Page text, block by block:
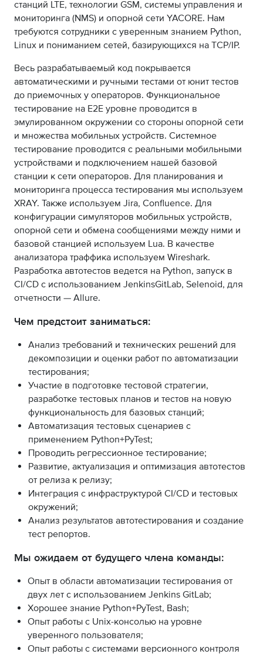
станций LTE, технологии GSM, системы управления и
мониторинга (NMS) и опорной сети YACORE. Нам
требуются сотрудники с уверенным знанием Python,
Linux и пониманием сетей, базирующихся на TCP/IP.
Весь разрабатываемый код покрывается
автоматическими и ручными тестами от юнит тестов
до приемочных у операторов. Функциональное
тестирование на E2E уровне проводится в
эмулированном окружении со стороны опорной сети
и множества мобильных устройств. Системное
тестирование проводится с реальными мобильными
устройствами и подключением нашей базовой
станции к сети операторов. Для планирования и
мониторинга процесса тестирования мы используем
XRAY. Также используем Jira, Confluence. Для
конфигурации симуляторов мобильных устройств,
опорной сети и обмена сообщениями между ними и
базовой станцией используем Lua. В качестве
анализатора траффика используем Wireshark.
Разработка автотестов ведется на Python, запуск в
CI/CD c использованием JenkinsGitLab, Selenoid, для
отчетности — Allure.
Чем предстоит заниматься:
Анализ требований и технических решений для
декомпозиции и оценки работ по автоматизации
тестирования;
Участие в подготовке тестовой стратегии,
разработке тестовых планов и тестов на новую
функциональность для базовых станций;
Автоматизация тестовых сценариев с
применением Python+PyTest;
Проводить регрессионное тестирование;
Развитие, актуализация и оптимизация автотестов
от релиза к релизу;
Интеграция с инфраструктурой CI/CD и тестовых
окружений;
Анализ результатов автотестирования и создание
тест репортов.
Мы ожидаем от будущего члена команды:
Опыт в области автоматизации тестирования от
двух лет c использованием Jenkins GitLab;
Хорошее знание Python+PyTest, Bash;
Опыт работы с Unix-консолью на уровне
уверенного пользователя;
Опыт работы с системами версионного контроля